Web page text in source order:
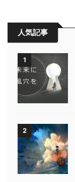
人気記事
1
2